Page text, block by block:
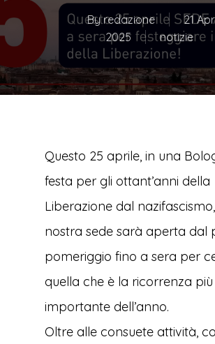
Byredazione
21
2025
notizie
Questo 25 aprile, in una
festa per gli ottant’anni della
Liberazione dal
nostra sede sarà aperta dal
pomeriggio fino a sera per
quella che è la ricorrenza più
importante dell’anno.
Oltre alle consuete attività,